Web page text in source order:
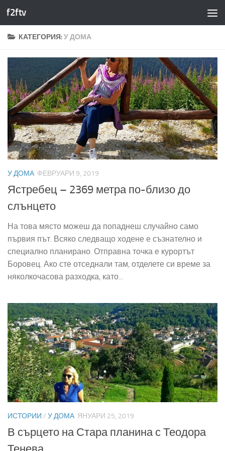
Към съдържанието
f2ftv
КАТЕГОРИЯ:У ДОМА
У ДОМА ФЕВРУАРИ 9, 2019
Ястребец – 2369 метра по-близо до
слънцето
На това място можеш да попаднеш случайно само
първия път. Всяко следващо ходене е съзнателно и
специално планирано. Отправна точка е курортът
Боровец. Ако сте отседнали там, отделете си време за
няколкочасова разходка, като...
ИСТОРИИ / У ДОМА ЯНУАРИ 25, 2019
В сърцето на Стара планина с Теодора